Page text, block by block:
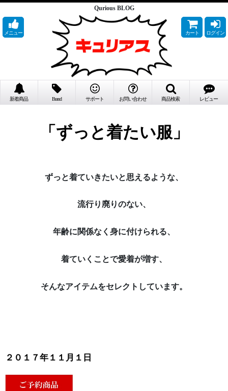
Qurious BLOG
「ずっと着たい服」
ずっと着ていきたいと思えるような、
流行り廃りのない、
年齢に関係なく身に付けられる、
着ていくことで愛着が増す、
そんなアイテムをセレクトしています。
メニュー カート ログイン
新着商品 Brand サポート お問い合わせ 商品検索 レビュー
２０１７年１１月１日